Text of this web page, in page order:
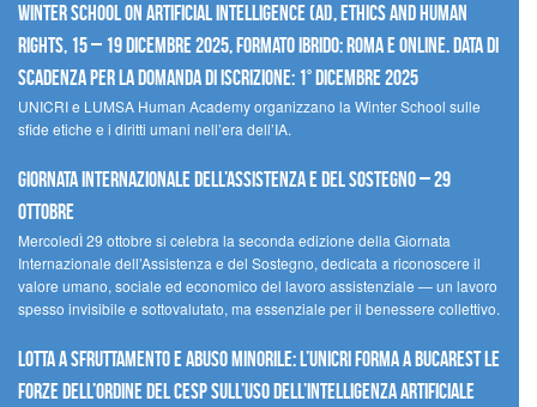
Winter School on Artificial Intelligence (AI), Ethics and Human
Rights, 15 – 19 dicembre 2025, Formato Ibrido: Roma e online. Data di
scadenza per la domanda di iscrizione: 1° dicembre 2025
UNICRI e LUMSA Human Academy organizzano la Winter School sulle
sfide etiche e i diritti umani nell’era dell’IA.
Giornata internazionale dell’assistenza e del sostegno – 29
ottobre
MercoledÌ 29 ottobre si celebra la seconda edizione della Giornata
Internazionale dell’Assistenza e del Sostegno, dedicata a riconoscere il
valore umano, sociale ed economico del lavoro assistenziale — un lavoro
spesso invisibile e sottovalutato, ma essenziale per il benessere collettivo.
Lotta a sfruttamento e abuso minorile: l’UNICRI forma a Bucarest le
forze dell’ordine del CESP sull’uso dell’Intelligenza Artificiale